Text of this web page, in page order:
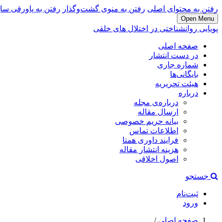
رفتن به محتوای اصلی رفتن به منوی گشت‌وگذار رفتن به پاورقی
Open Menu
پویایی روانشناختی در اختلال های خلقی
صفحه اصلی
در دست انتشار
شماره جاری
بایگانی‌ها
هیئت تحریریه
درباره
درباره‌ی مجله
ارسال مقاله
بیانه حریم خصوصی
اطلاعات تماس
فرایند داوری همتا
هزینه انتشار مقاله
اصول اخلاقی
جستجو
ثبت‌نام
ورود
صفحه اصلی/